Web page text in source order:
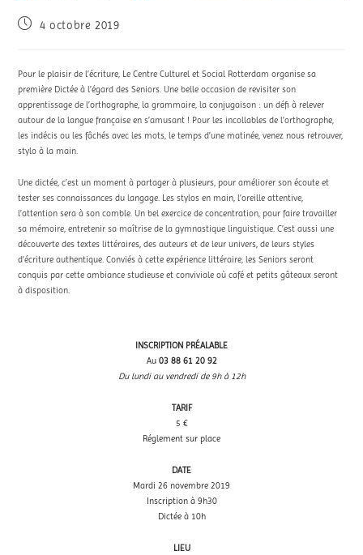
4 octobre 2019
Pour le plaisir de l’écriture, Le Centre Culturel et Social Rotterdam organise sa
première Dictée à l’égard des Seniors. Une belle occasion de revisiter son
apprentissage de l’orthographe, la grammaire, la conjugaison : un défi à relever
autour de la langue française en s’amusant ! Pour les incollables de l’orthographe,
les indécis ou les fâchés avec les mots, le temps d’une matinée, venez nous retrouver,
stylo à la main.
Une dictée, c’est un moment à partager à plusieurs, pour améliorer son écoute et
tester ses connaissances du langage. Les stylos en main, l’oreille attentive,
l’attention sera à son comble. Un bel exercice de concentration, pour faire travailler
sa mémoire, entretenir sa maîtrise de la gymnastique linguistique. C’est aussi une
découverte des textes littéraires, des auteurs et de leur univers, de leurs styles
d’écriture authentique. Conviés à cette expérience littéraire, les Seniors seront
conquis par cette ambiance studieuse et conviviale où café et petits gâteaux seront
à disposition.
INSCRIPTION PRÉALABLE
Au 03 88 61 20 92
Du lundi au vendredi de 9h à 12h
TARIF
5 €
Réglement sur place
DATE
Mardi 26 novembre 2019
Inscription à 9h30
Dictée à 10h
LIEU